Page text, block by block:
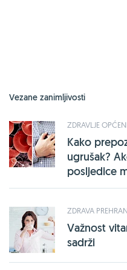
Vezane zanimljivosti
ZDRAVLJE
Kako
ugrušak?
posljedice
ZDRAVA
Važnost
sadrži